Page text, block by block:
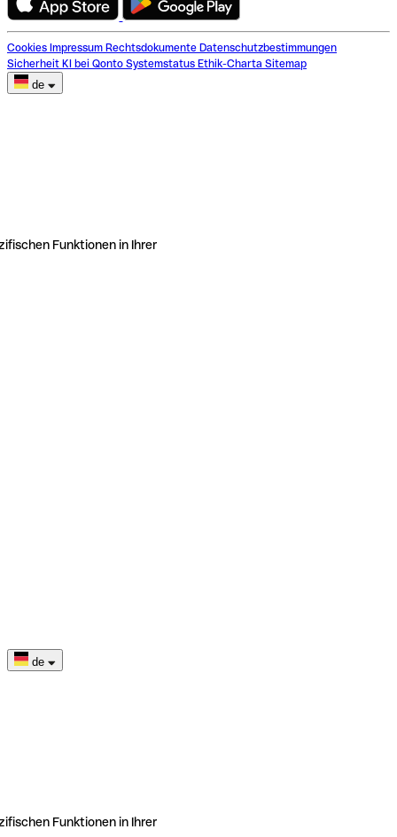
Cookies Impressum Rechtsdokumente Datenschutzbestimmungen
Sicherheit KI bei Qonto Systemstatus Ethik-Charta Sitemap
de
Funktionen in Ihrer
de
Funktionen in Ihrer